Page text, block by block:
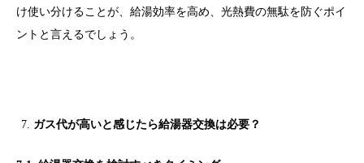
け使い分けることが、給湯効率を高め、光熱費の無駄を防ぐポイ
ントと言えるでしょう。
ガス代が高いと感じたら給湯器交換は必要？